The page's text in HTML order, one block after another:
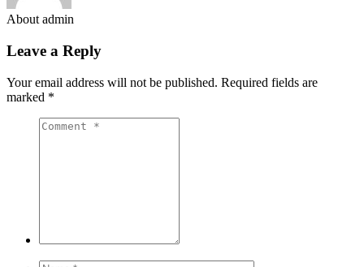
About admin
Leave a Reply
Your email address will not be published. Required fields are
marked *